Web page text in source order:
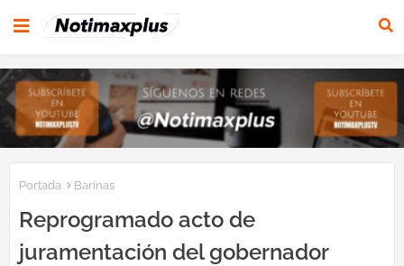
Portada Barinas
Reprogramado acto de
juramentación del gobernador